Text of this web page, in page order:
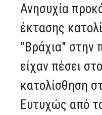
Ανησυχία
έκτασης
"Βράχια" στην
είχαν πέσει
κατολίσθηση
Ευτυχώς από